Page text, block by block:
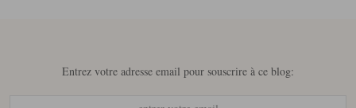
Entrez votre adresse email pour souscrire à ce blog: